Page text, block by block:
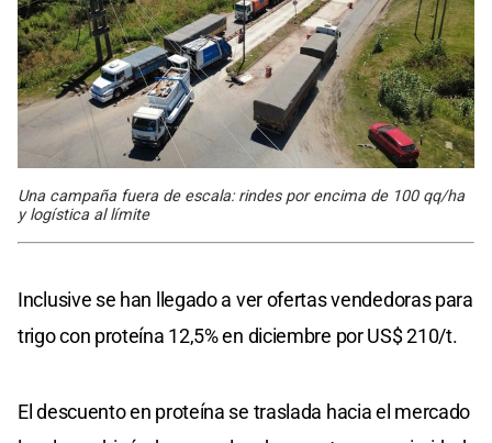
Una campaña fuera de escala: rindes por encima de 100 qq/ha
y logística al límite
Inclusive se han llegado a ver ofertas vendedoras para
trigo con proteína 12,5% en diciembre por US$ 210/t.
El descuento en proteína se traslada hacia el mercado